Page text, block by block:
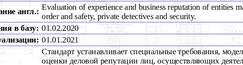
англ.:
Evaluation of experience and business reputation of entities
order and safety, private detectives and security.
в базу: 01.02.2020
01.01.2021
Стандарт устанавливает специальные требования,
оценки деловой репутации лиц, осуществляющих